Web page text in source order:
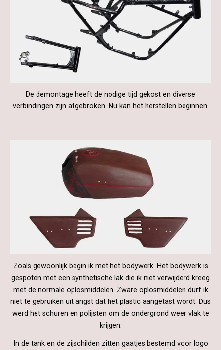
De demontage heeft de nodige tijd gekost en diverse
verbindingen zijn afgebroken. Nu kan het herstellen beginnen.
Zoals gewoonlijk begin ik met het bodywerk. Het bodywerk is
gespoten met een synthetische lak die ik niet verwijderd kreeg
met de normale oplosmiddelen. Zware oplosmiddelen durf ik
niet te gebruiken uit angst dat het plastic aangetast wordt. Dus
werd het schuren en polijsten om de ondergrond weer vlak te
krijgen.
In de tank en de zijschilden zitten gaatjes bestemd voor logo